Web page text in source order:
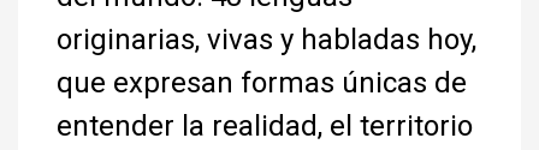
originarias, vivas y habladas hoy,
que expresan formas únicas de
entender la realidad, el territorio